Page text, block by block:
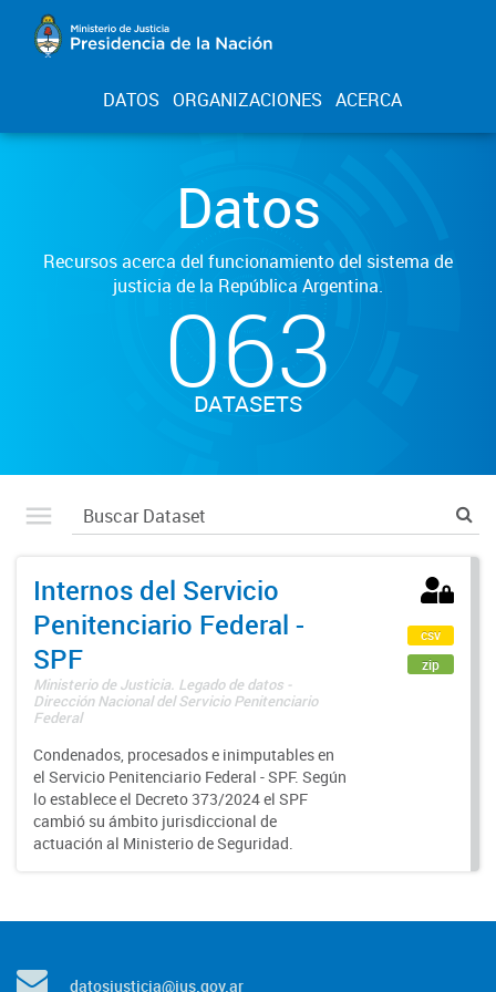
DATOS ORGANIZACIONES ACERCA
Datos
Recursos acerca del funcionamiento del sistema de
justicia de la República Argentina.
063
DATASETS
Internos del Servicio
Penitenciario Federal -
SPF
Ministerio de Justicia. Legado de datos -
Dirección Nacional del Servicio Penitenciario
Federal
Condenados, procesados e inimputables en
el Servicio Penitenciario Federal - SPF. Según
lo establece el Decreto 373/2024 el SPF
cambió su ámbito jurisdiccional de
actuación al Ministerio de Seguridad.
csv
zip
datosjusticia@jus.gov.ar